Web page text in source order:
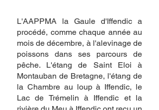
L'AAPPMA la Gaule d'Iffendic a
procédé, comme chaque année au
mois de décembre, à l'alevinage de
poissons dans ses parcours de
pêche. L'étang de Saint Eloi à
Montauban de Bretagne, l'étang de
la Chambre au loup à Iffendic, le
Lac de Trémelin à Iffendic et la